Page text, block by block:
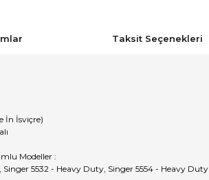
Taksit Seçenekleri
İn İsviçre)
Modeller :
5532 - Heavy Duty, Singer 5554 - Heavy Duty